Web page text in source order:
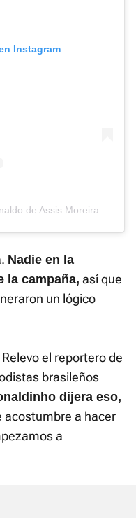
Instagram
Una publicación compartida de Ronaldo de Assis Moreira (@ronaldinho)
Nadie en la
la campaña, así que
un lógico
el reportero de
brasileños
dijera eso,
acostumbre a hacer
a